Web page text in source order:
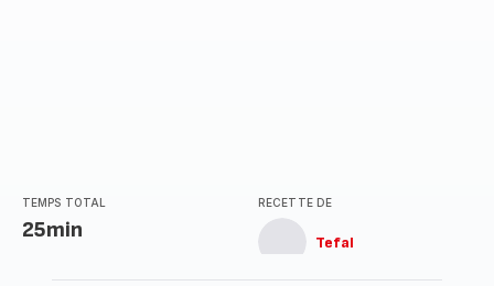
TEMPS TOTAL
25min
RECETTE DE
Tefal